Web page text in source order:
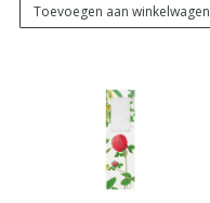
Toevoegen aan winkelwagen